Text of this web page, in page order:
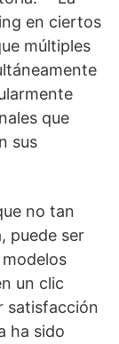
en ciertos
múltiples
que
sus
no tan
puede ser
un clic
satisfacción
ha sido